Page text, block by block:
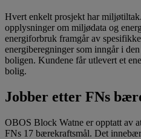
Hvert enkelt prosjekt har
opplysninger om miljødata og
energiforbruk framgår av
energiberegninger som inngår i
boligen. Kundene får utlevert et
bolig.
Jobber etter FNs
OBOS Block Watne er opptatt av
FNs 17 bærekraftsmål. Det